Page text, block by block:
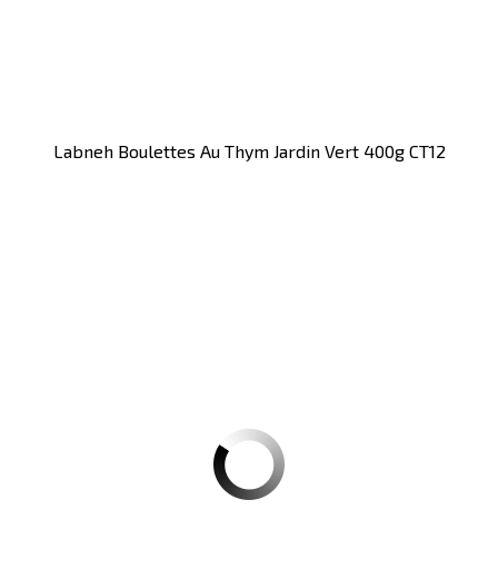
Labneh Boulettes Au Thym Jardin Vert 400g CT12